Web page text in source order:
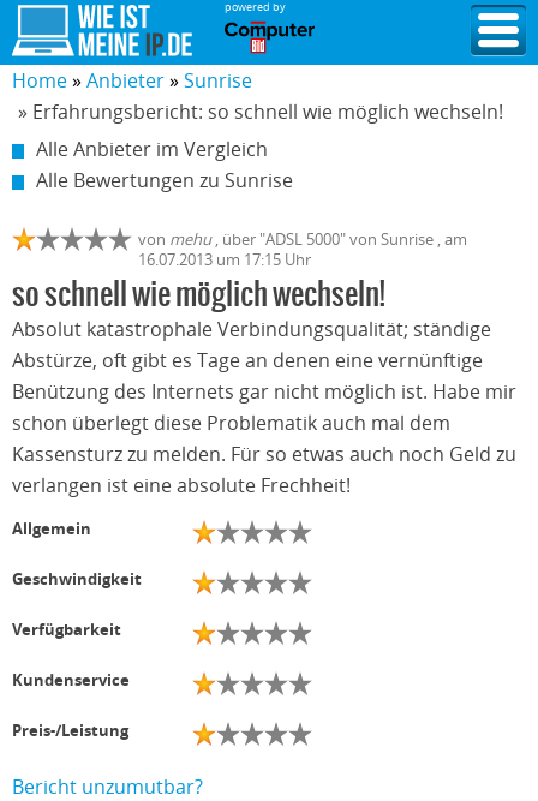
powered by
Home Anbieter
Sunrise
» Erfahrungsbericht: so schnell wie möglich wechseln!
Alle Anbieter im Vergleich
Alle Bewertungen zu Sunrise
von mehu, über "ADSL 5000" von Sunrise , am
16.07.2013 um 17:15 Uhr
so schnell wie möglich wechseln!
Absolut katastrophale Verbindungsqualität; ständige
Abstürze, oft gibt es Tage an denen eine vernünftige
Benützung des Internets gar nicht möglich ist. Habe mir
schon überlegt diese Problematik auch mal dem
Kassensturz zu melden. Für so etwas auch noch Geld zu
verlangen ist eine absolute Frechheit!
Allgemein
Geschwindigkeit
Verfügbarkeit
Kundenservice
Preis-/Leistung
Bericht unzumutbar?